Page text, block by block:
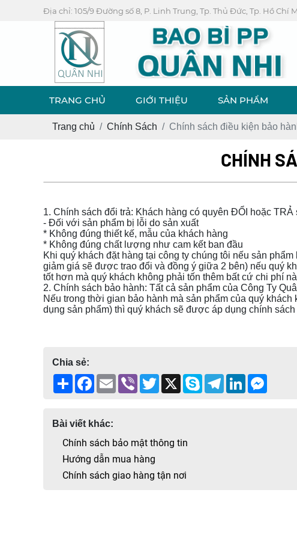
Địa chỉ: 105/9 Đường số 8, P. Linh Trung, Tp. Thủ Đức, Tp. Hồ Chí
TRANG CHỦ GIỚI THIỆU SẢN PHẨM
Trang chủ Chính Sách Chính sách điều kiện bảo
CHÍNH
1. Chính sách đổi trả: Khách hàng có quyên ĐỔI hoặc
- Đối với sản phẩm bị lỗi do sản xuất
* Không đúng thiết kế, mẫu của khách hàng
* Không đúng chất lượng như cam kết ban đầu
Khi quý khách đặt hàng tại công ty chúng tôi nếu sản
giảm giá sẽ được trao đổi và đồng ý giữa 2 bên) nếu quý
tốt hơn mà quý khách không phải tốn thêm bất cứ chi phí
2. Chính sách bảo hành: Tất cả sản phẩm của Công Ty
Nếu trong thời gian bảo hành mà sản phẩm của quý
dụng sản phẩm) thì quý khách sẽ được áp dụng chính sách
Chia sẻ:
ShareFacebook
EmailViber Twitter
X SkypeTelegramLinkedIn
Bài viết khác:
Chính sách bảo mật thông tin
Hướng dẫn mua hàng
Chính sách giao hàng tận nơi